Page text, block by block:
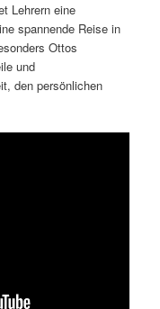
Lehrern eine
spannende Reise in
Ottos
und
den persönlichen